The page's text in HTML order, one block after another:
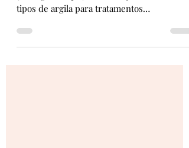
Fonte Imagens: Google Imagens Geoterapia
(ou Argiloterapia) é a utilização de diferentes
terapêuticos ou estéticos. O objetivo é
principalmente nutrir a pele, pois as argilas